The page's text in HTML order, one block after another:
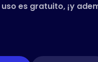
es gratuito, ¡y